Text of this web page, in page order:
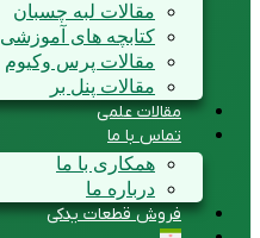
مقالات لبه چسبان
کتابچه های آموزشی
مقالات پرس وکیوم
مقالات پنل بر
مقالات علمی
تماس با ما
همکاری با ما
درباره ما
فروش قطعات یدکی